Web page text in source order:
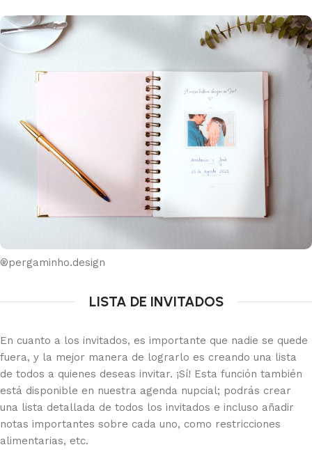
®pergaminho.design
LISTA DE INVITADOS
En cuanto a los invitados, es importante que nadie se quede
fuera, y la mejor manera de lograrlo es creando una lista
de todos a quienes deseas invitar. ¡Sí! Esta función también
está disponible en nuestra agenda nupcial; podrás crear
una lista detallada de todos los invitados e incluso añadir
notas importantes sobre cada uno, como restricciones
alimentarias, etc.